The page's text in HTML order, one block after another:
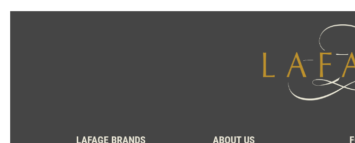
LAFAGE BRANDS ABOUT US